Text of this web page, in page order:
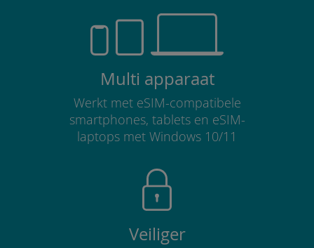
Multi apparaat
Werkt met eSIM-compatibele
smartphones, tablets en eSIM-
laptops met Windows 10/11
Veiliger